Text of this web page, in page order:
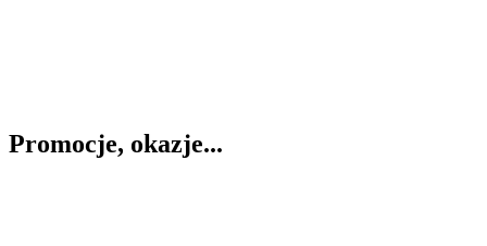
Promocje, okazje...